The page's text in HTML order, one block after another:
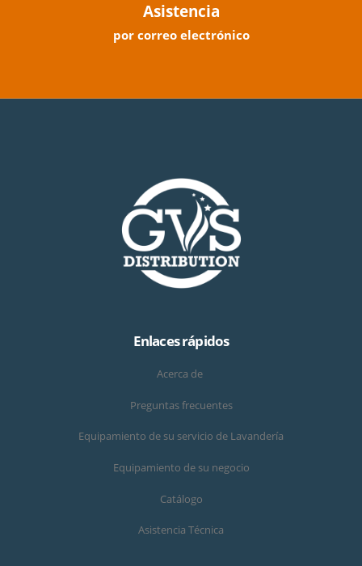
Asistencia
por correo electrónico
Enlaces rápidos
Acerca de
Preguntas frecuentes
Equipamiento de su servicio de Lavandería
Equipamiento de su negocio
Catálogo
Asistencia Técnica